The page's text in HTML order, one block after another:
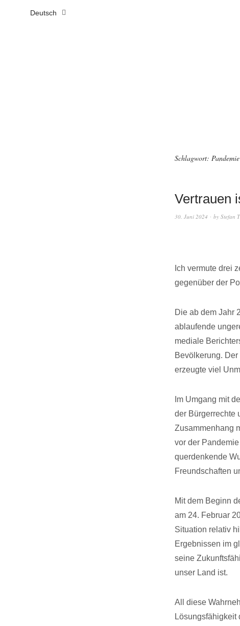
Deutsch
Schlagwort: Pandemie
Vertrauen
30. Juni 2024 by Stefan
Ich vermute drei
gegenüber der
Die ab dem Jahr
ablaufende
mediale
Bevölkerung.
erzeugte viel
Im Umgang mit
der Bürgerrechte
Zusammenhang
vor der
querdenkende
Freundschaften
Mit dem Beginn
am 24. Februar
Situation relativ
Ergebnissen im
seine
unser Land ist.
All diese
Lösungsfähigkeit